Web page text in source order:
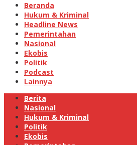
Beranda
Hukum & Kriminal
Headline News
Pemerintahan
Nasional
Ekobis
Politik
Podcast
Lainnya
Berita
Nasional
Hukum & Kriminal
Politik
Ekobis